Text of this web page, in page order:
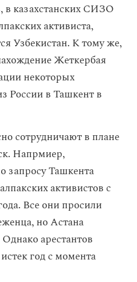
в казахстанских СИЗО
активиста,
Узбекистан. К тому же,
Жеткербая
некоторых
России в Ташкент в
сотрудничают в плане
Напрмиер,
запросу Ташкента
активистов с
Все они просили
но Астана
арестантов
год с момента